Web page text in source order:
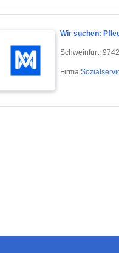
Wir suchen:
Schweinfurt,
Firma: